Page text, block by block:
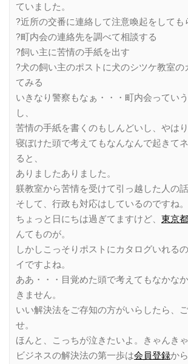
ていました。
?近所の交番に連絡して注意喚起をしても
?町内会の連絡先を調べて相談する
?飼い主に苦情の手紙を出す
?犬の飼い主のポストに犬のシツケ教室の
てみる
いきなり警察もなぁ・・・町内会ってい
し、
苦情の手紙を書くのもしんどいし、やは
寝ぼけた頭で考えてもなんなんで起きて
ると、
ありましたありました。
躾教室から苦情を受けて引っ越した人の
そして、行政も対応はしているのですね。
ちょっと日にちは過ぎてますけど、 東京
んてものが。
しかしこっそりポストにカタログいれる
イですよね。
ああ・・・目覚めた頭で考えてもなかな
きません。
いい解決法をご存知の方がいらしたら、
せ。
ほんと、こっちが泣きたいよ。きゃんきゃ
ビジネスの解決法の第一歩は会員登録か